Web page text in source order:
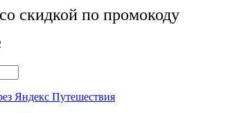
скидкой по промокоду
Яндекс Путешествия